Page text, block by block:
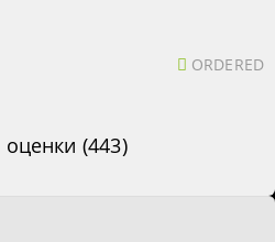
ORDERED
(443)